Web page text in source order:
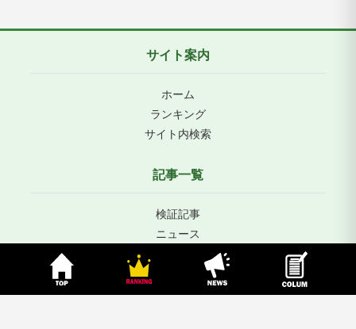
サイト案内
ホーム
ランキング
サイト内検索
記事一覧
検証記事
ニュース
運営情報